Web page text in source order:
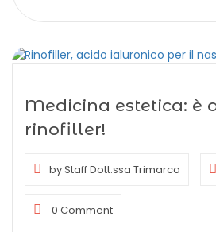
Medicina estetica: è
rinofiller!
by Staff Dott.ssa Trimarco
0 Comment